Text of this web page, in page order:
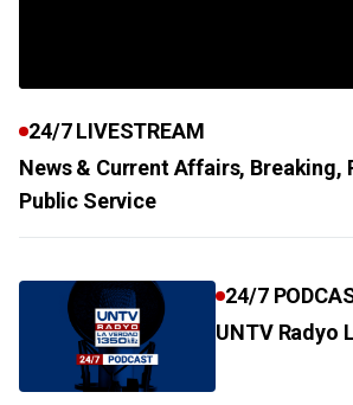
24/7 LIVESTREAM
News & Current Affairs, Breaking,
Public Service
24/7
UNTV Radyo